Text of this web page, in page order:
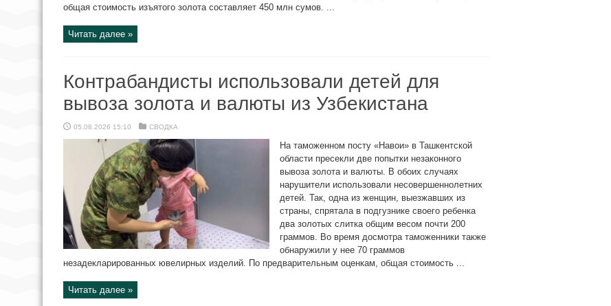
общая стоимость изъятого золота составляет 450 млн сумов. ...
Читать далее »
Контрабандисты использовали детей для
вывоза золота и валюты из Узбекистана
05.08.2026 15:10 СВОДКА
На таможенном посту «Навои» в Ташкентской
области пресекли две попытки незаконного
вывоза золота и валюты. В обоих случаях
нарушители использовали несовершеннолетних
детей. Так, одна из женщин, выезжавших из
страны, спрятала в подгузнике своего ребенка
два золотых слитка общим весом почти 200
граммов. Во время досмотра таможенники также
обнаружили у нее 70 граммов
незадекларированных ювелирных изделий. По предварительным оценкам, общая стоимость ...
Читать далее »